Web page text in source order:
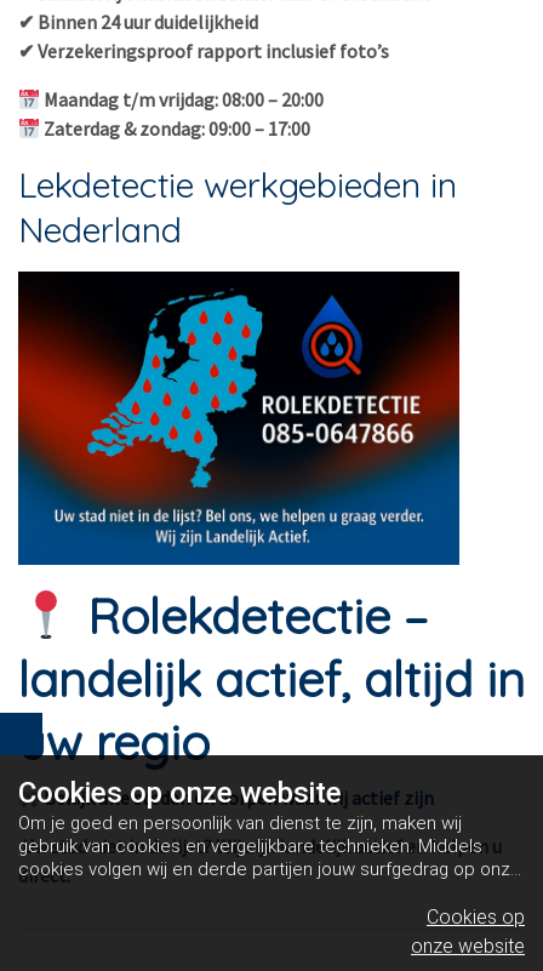
✔ Binnen 24 uur duidelijkheid
✔ Verzekeringsproof rapport inclusief foto’s
Maandag t/m vrijdag: 08:00 – 20:00
Zaterdag & zondag: 09:00 – 17:00
Lekdetectie werkgebieden in
Nederland
Rolekdetectie –
landelijk actief, altijd in
uw regio
Bekijk alle steden en dorpen waar wij actief zijn
Uw stad niet in de lijst? Wij zijn landelijk actief en helpen u
direct.
Cookies oponze website
Om je goed en persoonlijk van dienst te zijn, maken wij
gebruik van cookies en vergelijkbare technieken. Middels
cookies volgen wij en derde partijen jouw surfgedrag op onze
en dit maakt het voor jou mogelijk om informatie te delen via
Cookies op
onze website